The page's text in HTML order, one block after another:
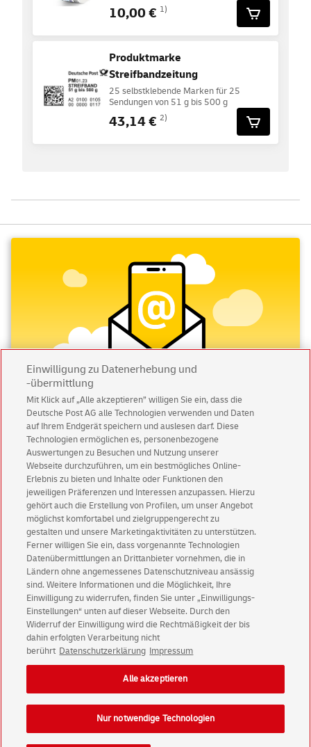
10,00 € 1)
Produktmarke
Streifbandzeitung
25 selbstklebende Marken für 25
Sendungen von 51 g bis 500 g
43,14 € 2)
Abonnieren Sie unseren Newsletter
Immer informiert über exklusive Angebote und
Aktionen - jetzt mit Vorteil
Privatkunden sichern sich einen5 € Gutschein
für POSTSCAN!
Geschäftskundenerhalten einen5 € Gutschein
für Briefmarke individuell!
Zur Newsletter-Anmeldung
© Fri Aug 07 04:51:31 CEST 2026 Deutsche Post AG
Datenschutz
Einwilligungs-Einstellungen
Rechtliche Hinweise
Einwilligung zu Datenerhebung und
-übermittlung
Mit Klick auf „Alle akzeptieren” willigen Sie ein, dass die
Deutsche Post AG alle Technologien verwenden und Daten
auf Ihrem Endgerät speichern und auslesen darf. Diese
Technologien ermöglichen es, personenbezogene
Auswertungen zu Besuchen und Nutzung unserer
Webseite durchzuführen, um ein bestmögliches Online-
Erlebnis zu bieten und Inhalte oder Funktionen den
jeweiligen Präferenzen und Interessen anzupassen. Hierzu
gehört auch die Erstellung von Profilen, um unser Angebot
möglichst komfortabel und zielgruppengerecht zu
gestalten und unsere Marketingaktivitäten zu unterstützen.
Ferner willigen Sie ein, dass vorgenannte Technologien
Datenübermittlungen an Drittanbieter vornehmen, die in
Ländern ohne angemessenes Datenschutzniveau ansässig
sind. Weitere Informationen und die Möglichkeit, Ihre
Einwilligung zu widerrufen, finden Sie unter „Einwilligungs-
Einstellungen“ unten auf dieser Webseite. Durch den
Widerruf der Einwilligung wird die Rechtmäßigkeit der bis
dahin erfolgten Verarbeitung nicht
berührt Datenschutzerklärung Impressum
Nur notwendige Technologien
Alle akzeptieren